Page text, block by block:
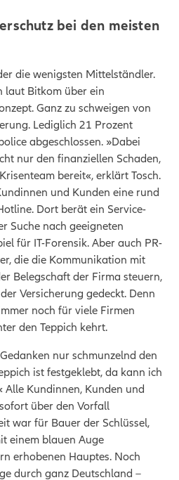
bei den meisten
die wenigsten Mittelständler.
laut Bitkom über ein
Ganz zu schweigen von
Lediglich 21 Prozent
abgeschlossen. »Dabei
nur den finanziellen Schaden,
bereit«, erklärt Tosch.
und Kunden eine rund
Dort berät ein Service-
Suche nach geeigneten
für IT-Forensik. Aber auch PR-
die die Kommunikation mit
Belegschaft der Firma steuern,
Versicherung gedeckt. Denn
noch für viele Firmen
den Teppich kehrt.
nur schmunzelnd den
ist festgeklebt, da kann ich
Alle Kundinnen, Kunden und
über den Vorfall
war für Bauer der Schlüssel,
einem blauen Auge
erhobenen Hauptes. Noch
durch ganz Deutschland –